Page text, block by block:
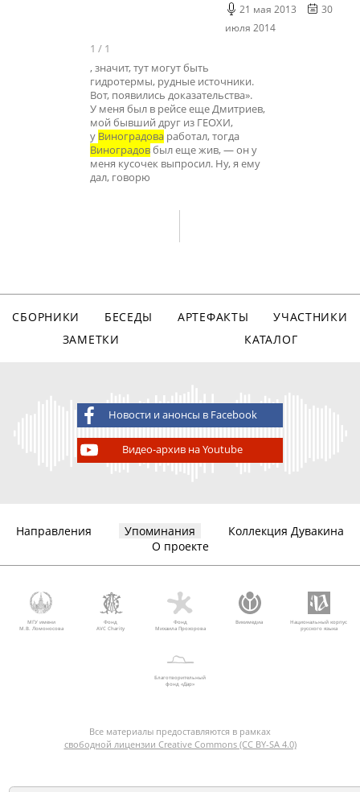
21 мая 2013
30
июля 2014
1 / 1
, значит, тут могут быть
гидротермы, рудные источники.
Вот, появились доказательства».
У меня был в рейсе еще Дмитриев,
мой бывший друг из ГЕОХИ,
у Виноградова работал, тогда
Виноградовбыл еще жив, — он у
меня кусочек выпросил. Ну, я ему
дал, говорю
СБОРНИКИ БЕСЕДЫ АРТЕФАКТЫ
УЧАСТНИКИ
ЗАМЕТКИ
КАТАЛОГ
Новости и анонсы в Facebook
Видео-архив на Youtube
Направления Упоминания
Коллекция Дувакина
О проекте
МГУ имени
М.В. Ломоносова
Фонд
AVC Charity
Фонд
Михаила Прохорова
Викимедиа
Национальный корпус
русского языка
Благотворительный
фонд «Дар»
Все материалы предоставляются в рамках
свободной лицензии Creative Commons (CC BY-SA 4.0)